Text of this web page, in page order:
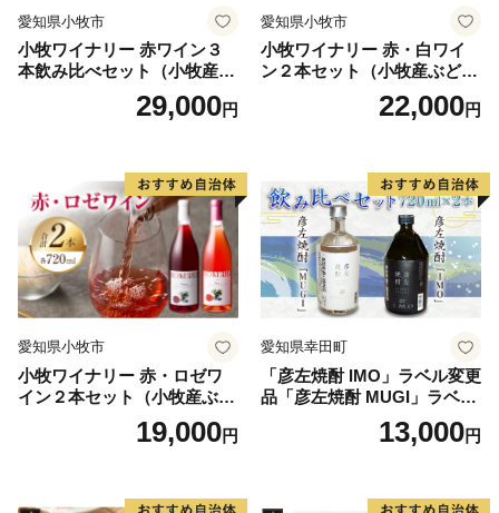
愛知県小牧市
小牧ワイナリー 赤ワイン３
本飲み比べセット（小牧産ぶ
どう100％使用）29,000円
愛知県小牧市
小牧ワイナリー 赤・白ワイ
ン２本セット（小牧産ぶどう
22,000円
愛知県小牧市
小牧ワイナリー 赤・ロゼワ
イン２本セット（小牧産ぶど
19,000円
愛知県幸田町
「彦左焼酎 IMO」ラベル変更
品「彦左焼酎 MUGI」ラベル
変更品 飲み比べ セット 合計
2本 720ml×各1本 25度 焼酎
13,000円